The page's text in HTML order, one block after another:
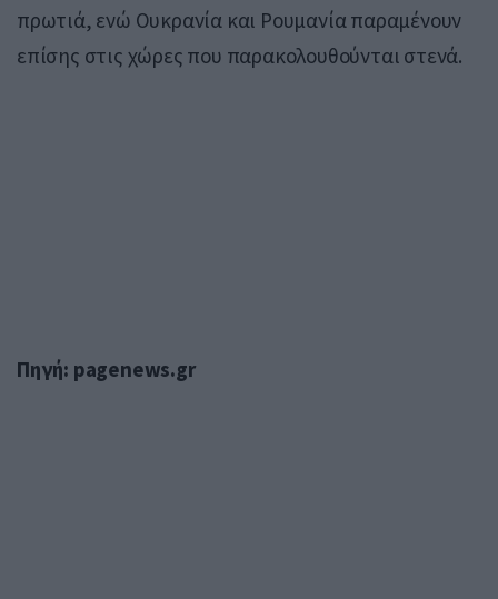
πρωτιά, ενώ Ουκρανία και Ρουμανία παραμένουν
επίσης στις χώρες που παρακολουθούνται στενά.
Πηγή: pagenews.gr